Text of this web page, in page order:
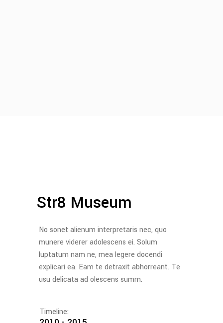
Str8 Museum
No sonet alienum interpretaris nec, quo
munere viderer adolescens ei. Solum
luptatum nam ne, mea legere docendi
explicari ea. Eam te detraxit abhorreant. Te
usu delicata ad olescens summ.
Timeline: